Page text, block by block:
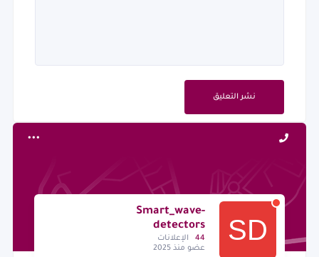
نشر التعليق
Smart_wave-
detectors
44
الإعلانات
عضو منذ 2025